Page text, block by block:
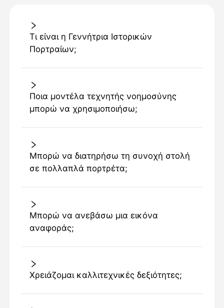
Τι είναι η Γεννήτρια Ιστορικών
Πορτραίων;
Ποια μοντέλα τεχνητής νοημοσύνης
μπορώ να χρησιμοποιήσω;
Μπορώ να διατηρήσω τη συνοχή στολή
σε πολλαπλά πορτρέτα;
Μπορώ να ανεβάσω μια εικόνα
αναφοράς;
Χρειάζομαι καλλιτεχνικές δεξιότητες;